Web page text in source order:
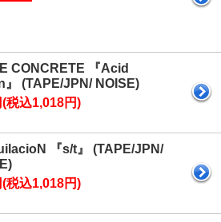
CONCRETE 『Acid
』 (TAPE/JPN/ NOISE)
税込1,018円)
『s/t』 (TAPE/JPN/
税込1,018円)